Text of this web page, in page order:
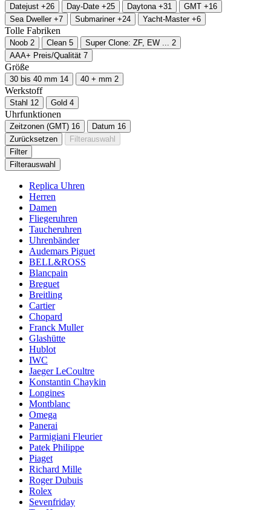
Datejust +26 Day-Date +25 Daytona +31 GMT +16
Sea Dweller +7 Submariner +24 Yacht-Master +6
Tolle Fabriken
Noob 2 Clean 5 Super Clone: ZF, EW ...
2
AAA+ Preis/Qualität 7
Größe
30 bis 40 mm 14 40 + mm 2
Werkstoff
Stahl 12 Gold 4
Uhrfunktionen
Zeitzonen (GMT) 16 Datum 16
Zurücksetzen
Filterauswahl
Filter
Filterauswahl
Replica Uhren
Herren
Damen
Fliegeruhren
Taucheruhren
Uhrenbänder
Audemars Piguet
BELL&ROSS
Blancpain
Breguet
Breitling
Cartier
Chopard
Franck Muller
Glashütte
Hublot
IWC
Jaeger LeCoultre
Konstantin Chaykin
Longines
Montblanc
Omega
Panerai
Parmigiani Fleurier
Patek Philippe
Piaget
Richard Mille
Roger Dubuis
Rolex
Sevenfriday